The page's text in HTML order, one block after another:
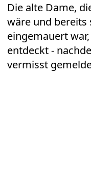
Die alte Dame,
wäre und bereits
eingemauert
entdeckt -
vermisst